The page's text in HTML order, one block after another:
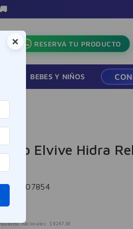
RESERVÁ TU PRODUCTO
BEBES Y NIÑOS
Elvive Hidra
-307854
190
nacionales: $ 9247 ,93
×